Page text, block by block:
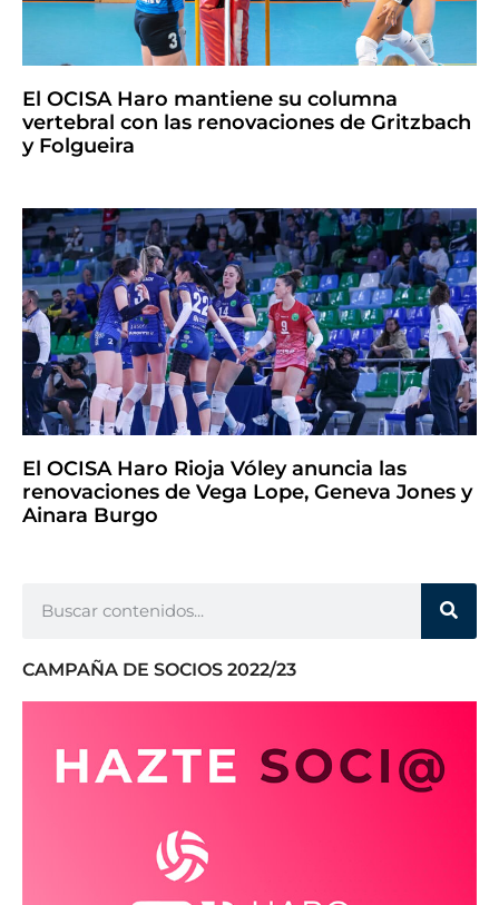
El OCISA Haro mantiene su columna
vertebral con las renovaciones de Gritzbach
y Folgueira
El OCISA Haro Rioja Vóley anuncia las
renovaciones de Vega Lope, Geneva Jones y
Ainara Burgo
CAMPAÑA DE SOCIOS 2022/23